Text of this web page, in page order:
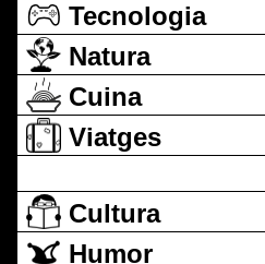
Tecnologia
Natura
Cuina
Viatges
Cultura
Humor